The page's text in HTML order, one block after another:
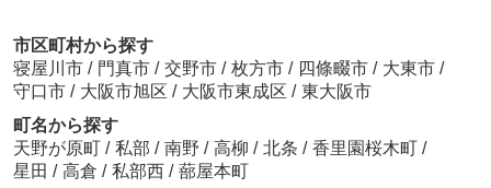
市区町村から探す
寝屋川市 / 門真市 / 交野市 / 枚方市 / 四條畷市 / 大東市 /
守口市 / 大阪市旭区 / 大阪市東成区 / 東大阪市
町名から探す
天野が原町 / 私部 / 南野 / 高柳 / 北条 / 香里園桜木町 /
星田 / 高倉 / 私部西 / 蔀屋本町